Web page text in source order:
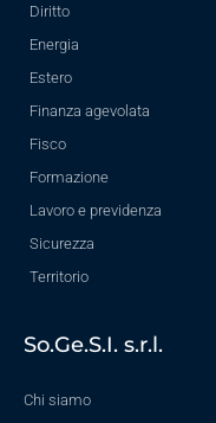
Diritto
Energia
Estero
Finanza agevolata
Fisco
Formazione
Lavoro e previdenza
Sicurezza
Territorio
So.Ge.S.I. s.r.l.
Chi siamo